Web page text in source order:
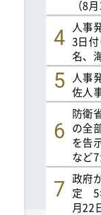
（8
人事
3日
名、
人事
佐人
防衛
の全
を告
など7
政府
定 5
月22